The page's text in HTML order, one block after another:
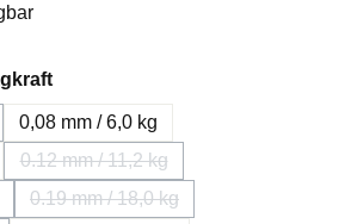
auswählen
ist zurzeit nicht verfügbar.)
0,08 mm / 6,0 kg
0.12 mm / 11,2 kg
(Diese Option ist zurzeit nicht
ist zurzeit nicht verfügbar.)
0.19 mm / 18,0 kg
(Diese Option ist zurzeit nicht